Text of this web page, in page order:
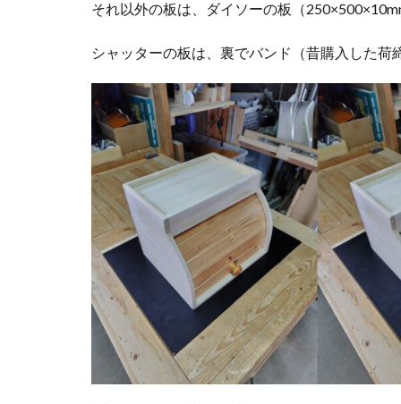
それ以外の板は、ダイソーの板（
シャッターの板は、裏でバンド（昔購入した